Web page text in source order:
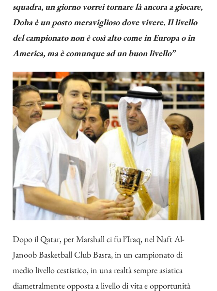
squadra, un giorno vorrei tornare là ancora a giocare,
Doha è un posto meraviglioso dove vivere. Il livello
del campionato non è così alto come in Europa o in
America, ma è comunque ad un buon livello”
Dopo il Qatar, per Marshall ci fu l’Iraq, nel Naft Al-
Janoob Basketball Club Basra, in un campionato di
medio livello cestistico, in una realtà sempre asiatica
diametralmente opposta a livello di vita e opportunità